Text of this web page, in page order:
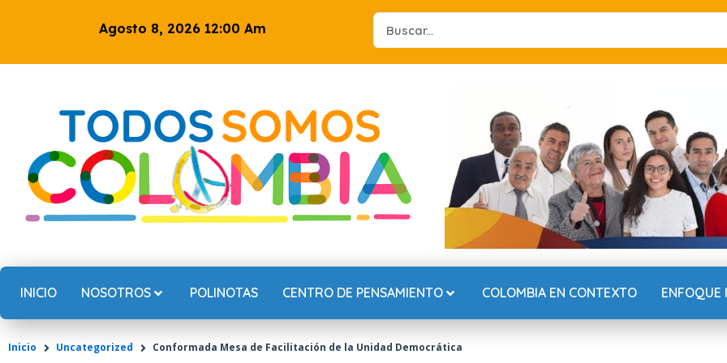
Agosto 8, 2026 12:00 Am
Search
...
INICIO NOSOTROS POLINOTAS CENTRO DE PENSAMIENTO COLOMBIA EN CONTEXTO ENFOQUE
Inicio Uncategorized Conformada Mesa de Facilitación de la Unidad Democrática